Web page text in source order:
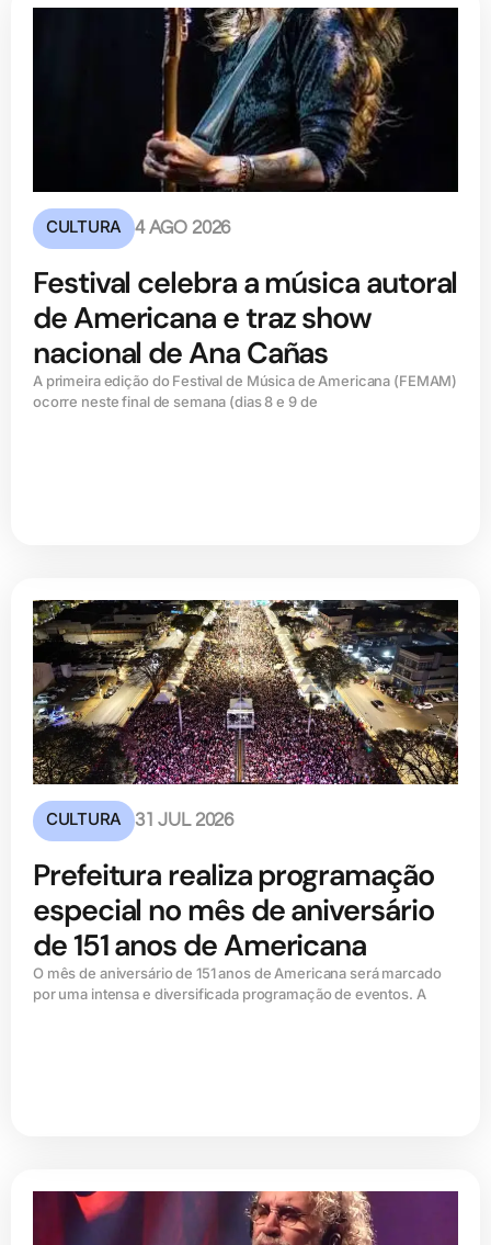
CULTURA 4 AGO 2026
Festival celebra a música autoral
de Americana e traz show
nacional de Ana Cañas
A primeira edição do Festival de Música de Americana (FEMAM)
ocorre neste final de semana (dias 8 e 9 de
CULTURA 31 JUL 2026
Prefeitura realiza programação
especial no mês de aniversário
de 151 anos de Americana
O mês de aniversário de 151 anos de Americana será marcado
por uma intensa e diversificada programação de eventos. A